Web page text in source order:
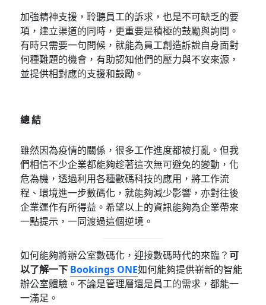
加強精神支援，聆聽員工的訴求，也是不可缺乏的要
項，建立渠道的同時，更重要是積極的鼓勵與詢問。
有時只需要一句問候，就能為員工創造訴說自身面對
何種難題的機會，有助認知他們的壓力與不安來源，
並提供相對應的支援和鼓勵。
總結
雖然因為疫情的關係，很多工作進度都被打亂。但我
們相信不少企業都能夠趁著這次無可避免的變動，化
危為機，透過利用各種數碼科技的應用，將工作流
程、環境進一步數碼化，就能夠減少影響，亦對往後
企業運作有所得益。希望以上的資訊能夠為企業帶來
一點提示，一同渡過這個逆境。
如何能夠將辦公室數碼化，迎接數碼時代的來臨？可
以了解一下 Bookings ONE如何能夠提供嶄新的智能
辦公室體驗。不論是管理層還是員工的需求，都能一
一滿足。